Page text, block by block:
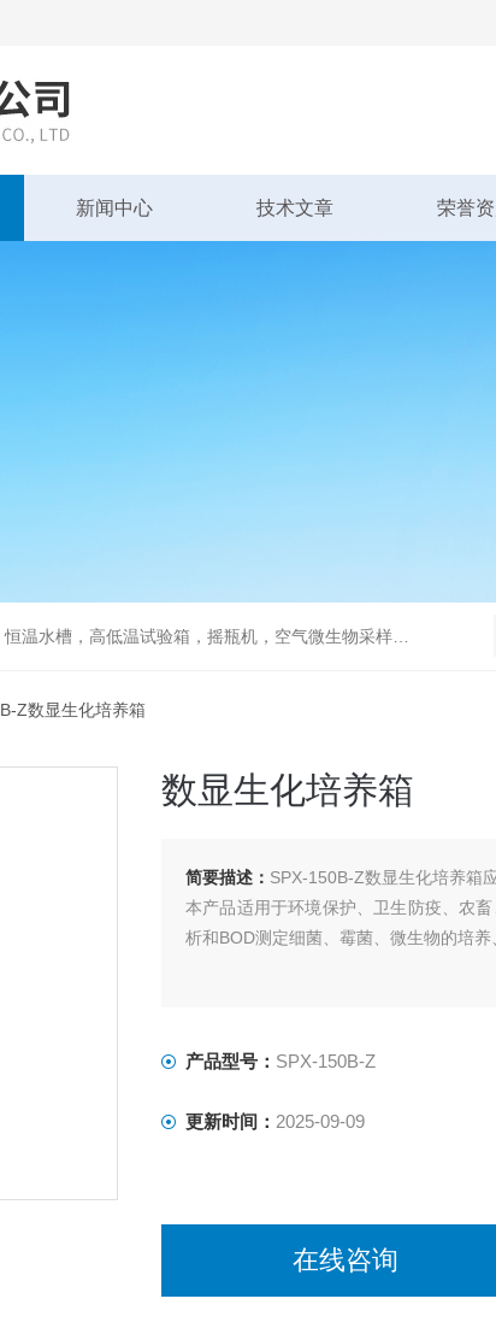
新闻中心 技术文章 荣誉
高低温试验箱，摇瓶机，空气微生物采样器，水质采样器
Z数显生化培养箱
数显生化培养箱
简要描述： SPX-150B-Z数显生化培养箱
本产品适用于环境保护、卫生防疫、农
析和BOD测定细菌、霉菌、微生物的培
产品型号： SPX-150B-Z
更新时间： 2025-09-09
在线咨询